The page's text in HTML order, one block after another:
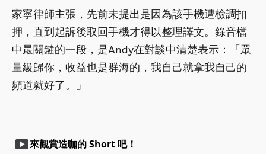
家寧律師主張，先前未提出是因為該手機遭檢調扣
押，直到起訴後取回手機才得以整理譯文。錄音檔
中最關鍵的一段，是Andy在對談中清楚表示：「眾
量級歸你，收益也是群海的，我自己就拿我自己的
頻道就好了。」
smart_display來觀賞造咖的 Short 吧！